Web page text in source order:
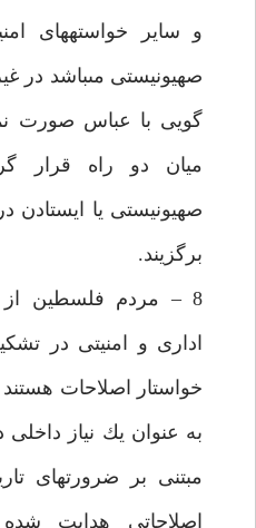
و ساير خواسته‏هاى
صهيونيستى مى‏باشد در
گويى با عباس صورت
ميان دو راه قرار
صهيونيستى يا ايستادن
برگزيند.
8 – مردم فلسطين
ادارى و امنيتى در
خواستار اصلاحات
به عنوان يك نياز
مبتنى بر ضرورت‏هاى
اصلاحاتى هدايت